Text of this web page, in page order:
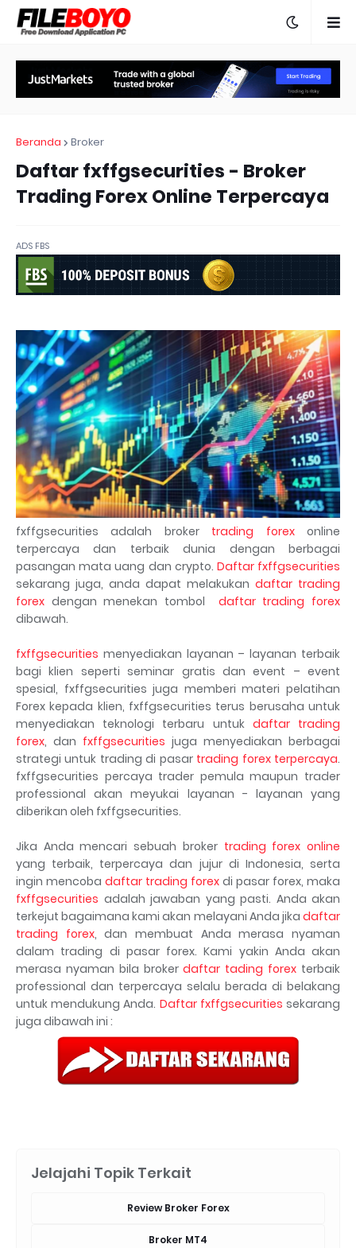
Beranda Broker
Daftar fxffgsecurities - Broker
Trading Forex Online Terpercaya
ADS FBS
fxffgsecurities adalah broker trading forexonline
terpercaya dan terbaik dunia dengan berbagai
pasangan mata uang dan crypto. Daftar fxffgsecurities
sekarang juga, anda dapat melakukan daftar trading
forex dengan menekan tombol daftar trading forex
dibawah.
fxffgsecurities menyediakan layanan – layanan terbaik
bagi klien seperti seminar gratis dan event – event
spesial, fxffgsecurities juga memberi materi pelatihan
Forex kepada klien, fxffgsecurities terus berusaha untuk
menyediakan teknologi terbaru untuk daftar trading
forex, dan fxffgsecurities juga menyediakan berbagai
strategi untuk trading di pasar trading forex terpercaya.
fxffgsecurities percaya trader pemula maupun trader
professional akan meyukai layanan - layanan yang
diberikan oleh fxffgsecurities.
Jika Anda mencari sebuah broker trading forex online
yang terbaik, terpercaya dan jujur di Indonesia, serta
ingin mencoba daftar trading forex di pasar forex, maka
fxffgsecurities adalah jawaban yang pasti. Anda akan
terkejut bagaimana kami akan melayani Anda jika daftar
trading forex, dan membuat Anda merasa nyaman
dalam trading di pasar forex. Kami yakin Anda akan
merasa nyaman bila brokerdaftar tading forex terbaik
professional dan terpercaya selalu berada di belakang
untuk mendukung Anda. Daftar fxffgsecurities sekarang
juga dibawah ini :
Jelajahi Topik Terkait
Review Broker Forex
Broker MT4